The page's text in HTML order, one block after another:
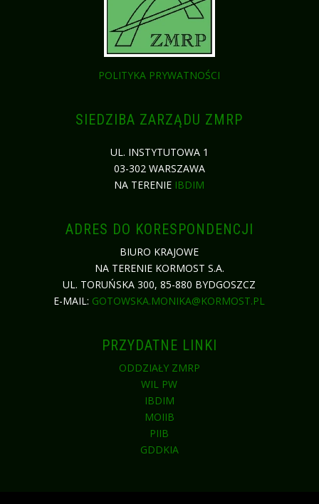
POLITYKA PRYWATNOŚCI
SIEDZIBA ZARZĄDU ZMRP
UL. INSTYTUTOWA 1
03-302 WARSZAWA
NA TERENIE IBDIM
ADRES DO KORESPONDENCJI
BIURO KRAJOWE
NA TERENIE KORMOST S.A.
UL. TORUŃSKA 300, 85-880 BYDGOSZCZ
E-MAIL: GOTOWSKA.MONIKA@KORMOST.PL
PRZYDATNE LINKI
ODDZIAŁY ZMRP
WIL PW
IBDIM
MOIIB
PIIB
GDDKIA